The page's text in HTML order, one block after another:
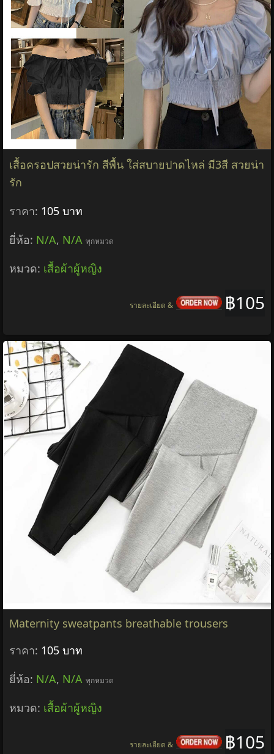
เสื้อครอปสวยน่ารัก สีพื้น ใส่สบายปาดไหล่ มี3สี สวยน่า
รัก
ราคา: 105 บาท
ยี่ห้อ: N/A, N/A ทุกหมวด
หมวด: เสื้อผ้าผู้หญิง
฿105
รายละเอียด &
Maternity sweatpants breathable trousers
ราคา: 105 บาท
ยี่ห้อ: N/A, N/A ทุกหมวด
หมวด: เสื้อผ้าผู้หญิง
฿105
รายละเอียด &